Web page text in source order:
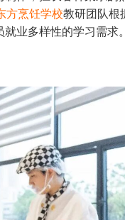
方烹饪学校教研团队根
业多样性的学习需